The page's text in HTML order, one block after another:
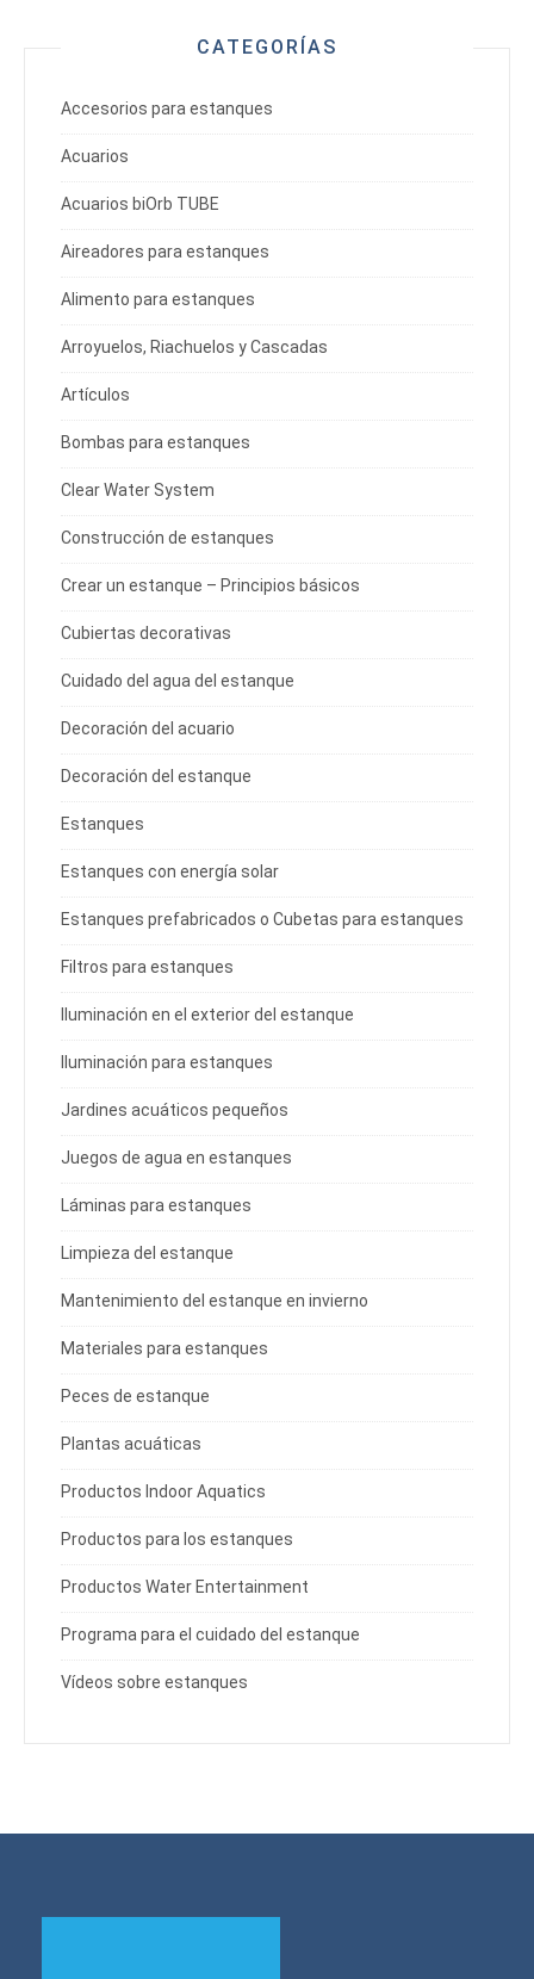
CATEGORÍAS
Accesorios para estanques
Acuarios
Acuarios biOrb TUBE
Aireadores para estanques
Alimento para estanques
Arroyuelos, Riachuelos y Cascadas
Artículos
Bombas para estanques
Clear Water System
Construcción de estanques
Crear un estanque – Principios básicos
Cubiertas decorativas
Cuidado del agua del estanque
Decoración del acuario
Decoración del estanque
Estanques
Estanques con energía solar
Estanques prefabricados o Cubetas para estanques
Filtros para estanques
Iluminación en el exterior del estanque
Iluminación para estanques
Jardines acuáticos pequeños
Juegos de agua en estanques
Láminas para estanques
Limpieza del estanque
Mantenimiento del estanque en invierno
Materiales para estanques
Peces de estanque
Plantas acuáticas
Productos Indoor Aquatics
Productos para los estanques
Productos Water Entertainment
Programa para el cuidado del estanque
Vídeos sobre estanques